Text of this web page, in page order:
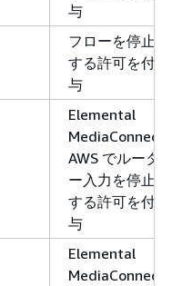
与
フローを停止
する許可を付
与
Elemental
MediaConnect
AWS でルータ
ー入力を停止
する許可を付
与
Elemental
MediaConnect